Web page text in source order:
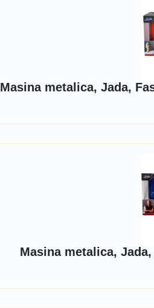
Masina metalica, Jada,
Masina metalica,